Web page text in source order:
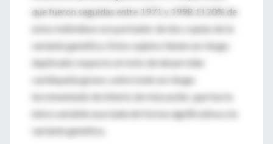
que fueron seguidas entre 1971 y 1998. El 20% de
estos individuos era portador de dos copias de la
variante genética. Estos sujetos tienen un riesgo
duplicado respecto al resto de desarrollar
cardiopatía grave, sobre todo un riesgo
incrementado de infarto de miocardio, que fue la
única variable asociada de forma significativa a la
variante genética.